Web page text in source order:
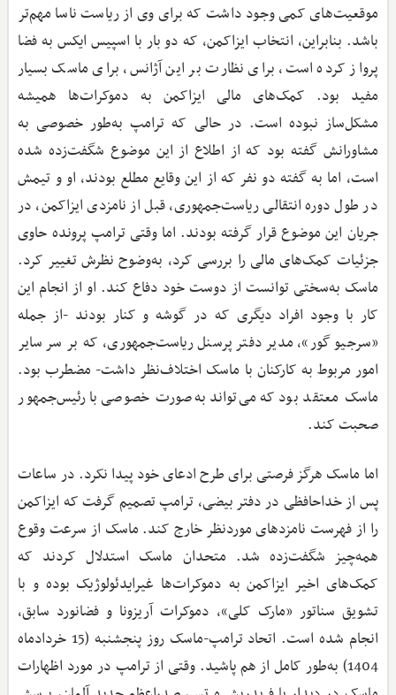
موقعیت‌های کمی وجود داشت که برای وی از ریاست ناسا مهم‌تر
باشد. بنابراین، انتخاب ایزاکمن، که دو بار با اسپیس ایکس به فضا
پرواز کرده است، برای نظارت بر این آژانس، برای ماسک بسیار
مفید بود. کمک‌های مالی ایزاکمن به دموکرات‌ها همیشه
مشکل‌ساز نبوده است. در حالی‌ که ترامپ به‌طور خصوصی به
مشاورانش گفته بود که از اطلاع از این موضوع شگفت‌زده شده
است، اما به گفته دو نفر که از این وقایع مطلع بودند، او و تیمش
در طول دوره انتقالی ریاست‌جمهوری، قبل از نامزدی ایزاکمن، در
جریان این موضوع قرار گرفته بودند. اما وقتی ترامپ پرونده حاوی
جزئیات کمک‌های مالی را بررسی کرد، به‌وضوح نظرش تغییر کرد.
ماسک به‌سختی توانست از دوست خود دفاع کند. او از انجام این
کار با وجود افراد دیگری که در گوشه و کنار بودند -از جمله
«سرجیو گور»، مدیر دفتر پرسنل ریاست‌جمهوری، که بر سر سایر
امور مربوط به کارکنان با ماسک اختلاف‌نظر داشت- مضطرب بود.
ماسک معتقد بود که می‌تواند به‌صورت خصوصی با رئیس‌جمهور
صحبت کند.
اما ماسک هرگز فرصتی برای طرح ادعای خود پیدا نکرد. در ساعات
پس از خداحافظی در دفتر بیضی، ترامپ تصمیم گرفت که ایزاکمن
را از فهرست نامزدهای موردنظر خارج کند. ماسک از سرعت وقوع
همه‌چیز شگفت‌زده شد. متحدان ماسک استدلال کردند که
کمک‌های اخیر ایزاکمن به دموکرات‌ها غیرایدئولوژیک بوده و با
تشویق سناتور «مارک کلی»، دموکرات آریزونا و فضانورد سابق،
انجام ‌شده است. اتحاد ترامپ-ماسک روز پنجشنبه (15 خردادماه
1404) به‌طور کامل از هم پاشید. وقتی از ترامپ در مورد اظهارات